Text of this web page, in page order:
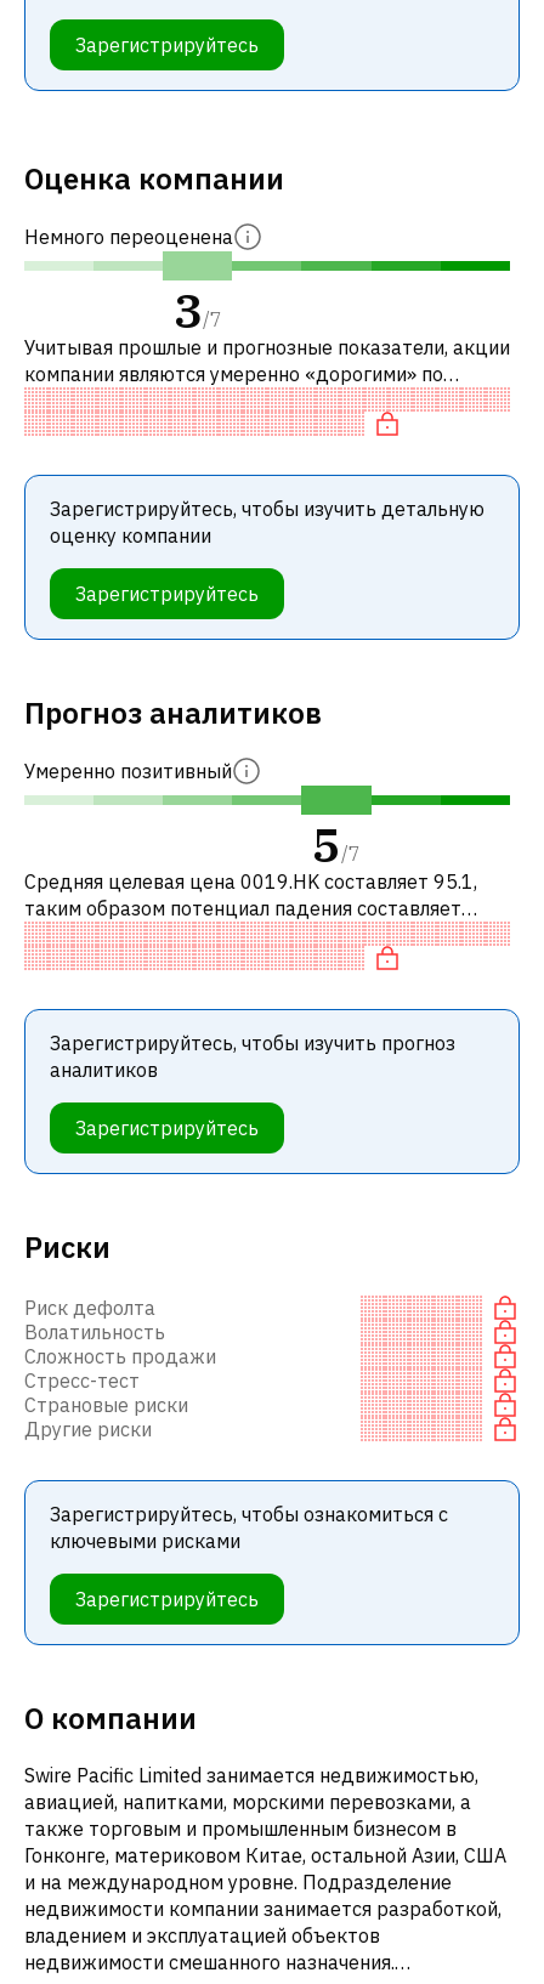
Зарегистрируйтесь
Риски
Риск дефолта
Волатильность
Сложность продажи
Стресс-тест
Страновые риски
Другие риски
Зарегистрируйтесь, чтобы ознакомиться с
ключевыми рисками
Зарегистрируйтесь
О компании
Swire Pacific Limited занимается недвижимостью,
авиацией, напитками, морскими перевозками, а
также торговым и промышленным бизнесом в
Гонконге, материковом Китае, остальной Азии, США
и на международном уровне. Подразделение
недвижимости компании занимается разработкой,
владением и эксплуатацией объектов
недвижимости смешанного назначения.
Оценка компании
Немного переоценена
3/7
Учитывая прошлые и прогнозные показатели, акции
компании являются умеренно «дорогими» по
сравнению с аналогичными компаниями. В
частности, акция справедливо оценена по P/
Зарегистрируйтесь, чтобы изучить детальную
оценку компании
Зарегистрируйтесь
Прогноз аналитиков
Умеренно позитивный
5 /7
Средняя целевая цена 0019.HK составляет 95.1,
таким образом потенциал падения составляет
2.89%. Обычно это означает рекомендацию
«ПРОДАВАТЬ» среди инвестиционных компаний
Зарегистрируйтесь, чтобы изучить прогноз
аналитиков
Зарегистрируйтесь